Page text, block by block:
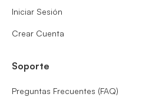
Iniciar Sesión
Crear Cuenta
Soporte
Preguntas Frecuentes (FAQ)